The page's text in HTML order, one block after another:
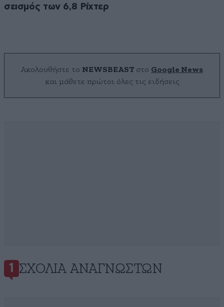
σεισμός των 6,8 Ρίχτερ
Ακολουθήστε το NEWSBEAST στο Google News
και μάθετε πρώτοι όλες τις ειδήσεις
1 ΣΧΌΛΙΑ ΑΝΑΓΝΩΣΤΏΝ